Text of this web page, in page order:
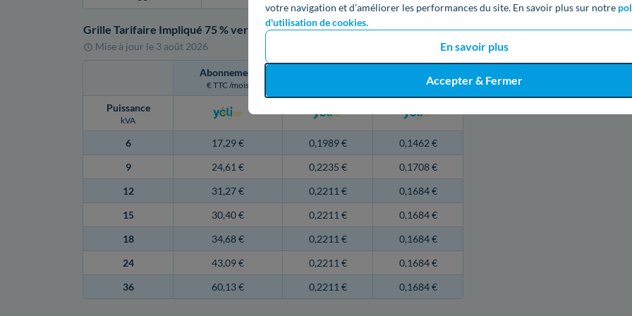
votre navigation et d’améliorer les performances du site. En savoir plus sur notre
d'utilisation de cookies.
En savoir plus
Accepter & Fermer
Grille Tarifaire Impliqué 75 % vert / Heures Creuses - Heures Pleines
Mise à jour le 3 août 2026
Abonnement
€ TTC /mois € TTC /kWh
Puissance
kVA
6 17,29 € 0,1989 €
0,1462 €
9
24,61 € 0,2235 €
0,1708 €
12
31,27 € 0,2211 €
0,1684 €
15
30,40 € 0,2211 €
0,1684 €
18
34,68 € 0,2211 €
0,1684 €
24
43,09 € 0,2211 €
0,1684 €
36
60,13 € 0,2211 € 0,1684 €